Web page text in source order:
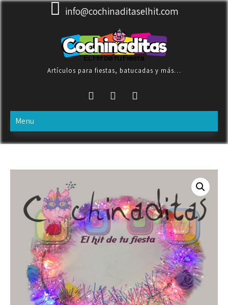
Skip
info@cochinaditaselhit.com
Artículos para fiestas, batucadas y más…
Menu